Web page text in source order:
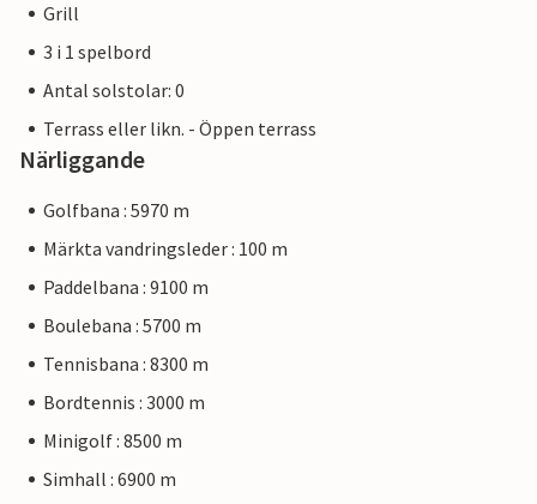
Grill
3 i 1 spelbord
Antal solstolar: 0
Terrass eller likn. - Öppen terrass
Närliggande
Golfbana : 5970 m
Märkta vandringsleder : 100 m
Paddelbana : 9100 m
Boulebana : 5700 m
Tennisbana : 8300 m
Bordtennis : 3000 m
Minigolf : 8500 m
Simhall : 6900 m